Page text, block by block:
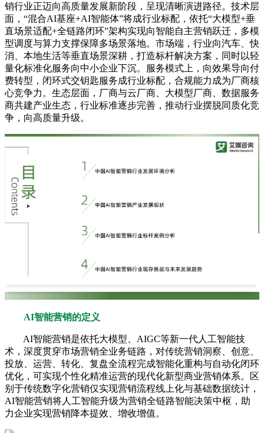
销行业正迈向高质量发展新阶段，呈现清晰演进路径。技术层
面，“混合AI基座+AI智能体”将成行业标配，依托“大模型+垂
直场景适配+全链路闭环”架构实现向智能自主营销跃迁，多模
型调度与算力支撑保障多场景落地。市场端，行业向汽车、快
消、本地生活等垂直场景深耕，打造标杆解决方案，同时以轻
量化标准化服务向中小企业下沉。服务模式上，向效果导向付
费转型，闭环式交钥匙服务成行业标配，合规能力成为厂商核
心竞争力。生态层面，厂商与云厂商、大模型厂商、数据服务
商共建产业生态，行业标准逐步完善，推动行业摆脱同质化竞
争，向高质量升级。
AI智能营销的定义
AI智能营销是依托大模型、AIGC等新一代人工智能技
术，深度贯穿市场营销全业务链路，对传统营销洞察、创意、
投放、运营、转化、复盘全流程完成智能化重构与自动化闭环
优化，可实现个性化精准运营的现代化新型商业营销体系。区
别于传统数字化营销仅实现营销流程线上化与基础数据统计，
AI智能营销将人工智能升级为营销全链路智能决策中枢，助
力企业实现营销降本提效、增收增值。